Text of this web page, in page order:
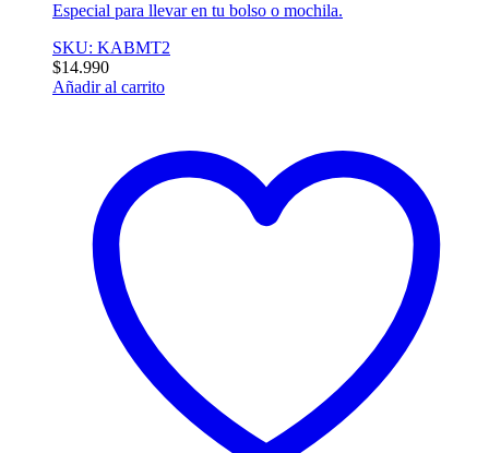
Especial para llevar en tu bolso o mochila.
SKU: KABMT2
$14.990
Añadir al carrito